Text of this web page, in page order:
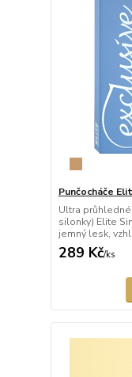
Punčocháče
Ultra
silonky) Elite
jemný lesk,
289 Kč/ks